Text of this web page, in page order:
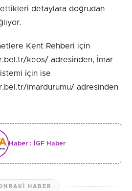
ettikleri detaylara doğrudan
Kent Rehberi için
keos/ adresinden, İmar
için ise
imardurumu/ adresinden
Haber : İGF Haber
HABER